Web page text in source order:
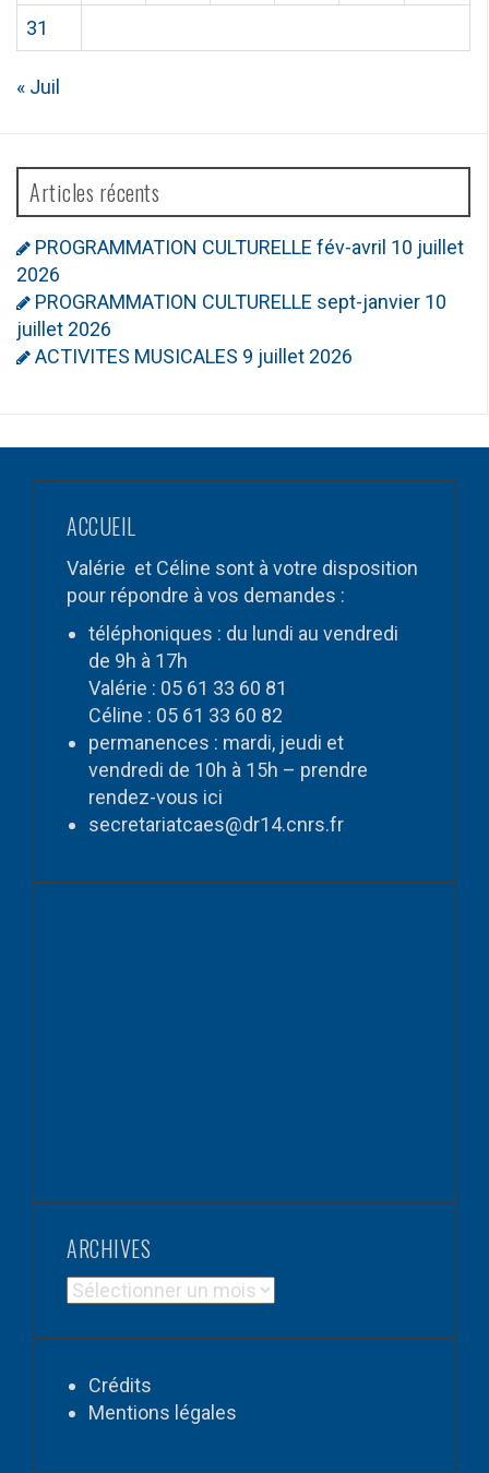
31
« Juil
Articles récents
PROGRAMMATION CULTURELLE fév-avril 10 juillet
2026
PROGRAMMATION CULTURELLE sept-janvier 10
juillet 2026
ACTIVITES MUSICALES 9 juillet 2026
ACCUEIL
Valérie et Céline sont à votre disposition
pour répondre à vos demandes :
téléphoniques : du lundi au vendredi
de 9h à 17h
Valérie : 05 61 33 60 81
Céline : 05 61 33 60 82
permanences : mardi, jeudi et
vendredi de 10h à 15h – prendre
rendez-vous ici
secretariatcaes@dr14.cnrs.fr
ARCHIVES
ARCHIVES
Crédits
Mentions légales